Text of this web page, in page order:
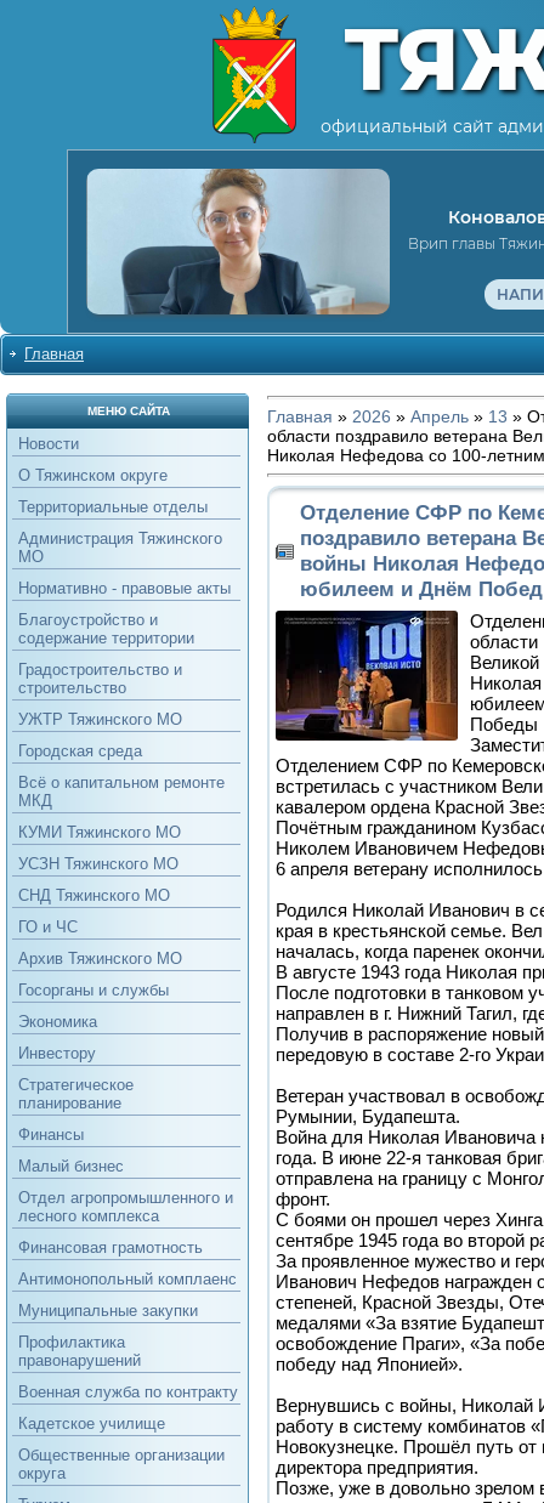
официальный сайт
Врип главы
Главная
МЕНЮ САЙТА
Новости
О Тяжинском округе
Территориальные отделы
Администрация Тяжинского
МО
Нормативно - правовые акты
Благоустройство и
содержание территории
Градостроительство и
строительство
УЖТР Тяжинского МО
Городская среда
Всё о капитальном ремонте
МКД
КУМИ Тяжинского МО
УСЗН Тяжинского МО
СНД Тяжинского МО
ГО и ЧС
Архив Тяжинского МО
Госорганы и службы
Экономика
Инвестору
Стратегическое
планирование
Финансы
Малый бизнес
Отдел агропромышленного и
лесного комплекса
Финансовая грамотность
Антимонопольный комплаенс
Муниципальные закупки
Профилактика
правонарушений
Военная служба по контракту
Кадетское училище
Общественные организации
округа
Главная » 2026 » Апрель » 13 »
области поздравило ветерана
Николая Нефедова со 100-
Отделение СФР по
поздравило ветерана
войны Николая
юбилеем и Днём
области
Победы
Отделением СФР по
встретилась с участником
кавалером ордена Красной
Почётным гражданином
Николем Ивановичем
6 апреля ветерану
Родился Николай Иванович в
края в крестьянской семье.
началась, когда паренек
В августе 1943 года Николая
После подготовки в танковом
направлен в г. Нижний Тагил,
Получив в распоряжение
передовую в составе 2-го
Ветеран участвовал в
Румынии, Будапешта.
Война для Николая Ивановича
года. В июне 22-я танковая
отправлена на границу с
фронт.
С боями он прошел через
сентябре 1945 года во второй
За проявленное мужество и
Иванович Нефедов награжден
степеней, Красной Звезды,
медалями «За взятие
освобождение Праги», «За
победу над Японией».
Вернувшись с войны, Николай
работу в систему комбинатов
Новокузнецке. Прошёл путь
директора предприятия.
Позже, уже в довольно зрелом